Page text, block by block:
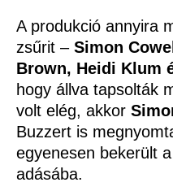
A produkció annyira
zsűrit – Simon
Brown, Heidi Klum
hogy állva tapsolták
volt elég, akkor
Buzzert is
egyenesen bekerült
adásába.